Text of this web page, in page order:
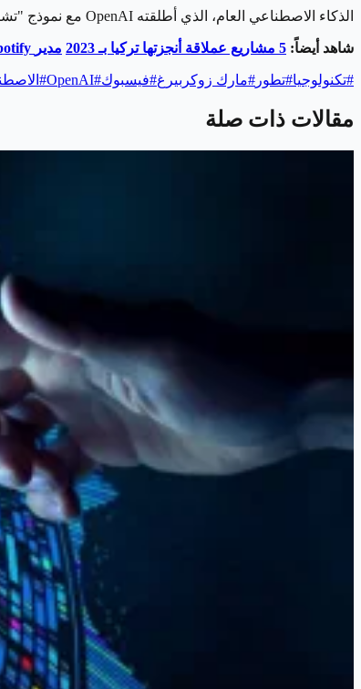
الذكاء الاصطناعي العام، الذي أطلقته OpenAI مع نموذج "تشات جي بي تي"، يتميز بقدرته على إنتاج محتوى متنوع باستجابة لتفاعل المستخدم، وقد أحدث ذلك ثورة في مجال التكنولوجيا والذكاء الاصطناعي.
شاهد أيضاً: 5 مشاريع عملاقة أنجزتها تركيا بـ 2023 مدير
#تكنولوجيا#تطور #مارك زوكربيرغ#فيسبوك#
OpenAI
#
مقالات ذات صلة